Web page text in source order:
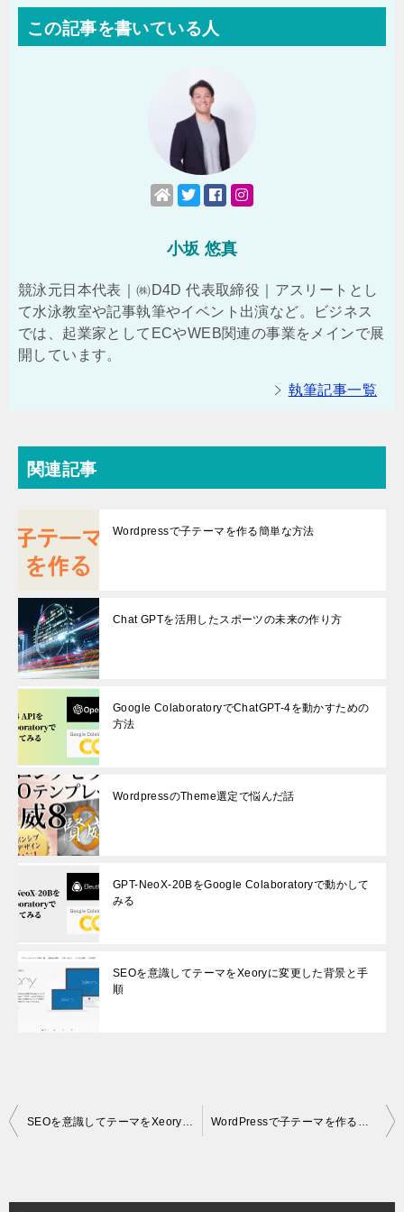
この記事を書いている人
小坂 悠真
競泳元日本代表｜㈱D4D 代表取締役｜アスリートとし
て水泳教室や記事執筆やイベント出演など。ビジネス
では、起業家としてECやWEB関連の事業をメインで展
開しています。
執筆記事一覧
関連記事
Wordpressで子テーマを作る簡単な方法
Chat GPTを活用したスポーツの未来の作り方
Google ColaboratoryでChatGPT-4を動かすための
方法
WordpressのTheme選定で悩んだ話
GPT-NeoX-20BをGoogle Colaboratoryで動かして
みる
SEOを意識してテーマをXeoryに変更した背景と手
順
投
ビ
SEOを意識してテーマをXeoryに変更した背景と手順 WordPressで子テーマを作る簡単な方法